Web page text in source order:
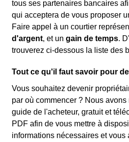
tous ses partenaires bancaires
qui acceptera de vous proposer
Faire appel à un courtier
d'argent, et un gain de temps.
trouverez ci-dessous la liste des
Tout ce qu'il faut savoir pour
Vous souhaitez devenir
par où commencer ? Nous
guide de l'acheteur, gratuit et
PDF afin de vous mettre à
informations nécessaires et vous